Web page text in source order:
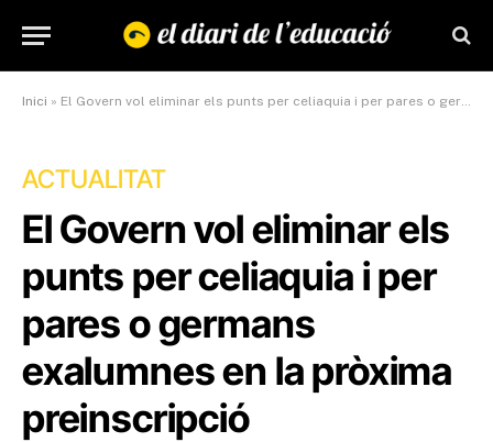
Inici » El Govern vol eliminar els punts per celiaquia i per pares o germans exalumnes en la pròxima preinscripció
ACTUALITAT
El Govern vol eliminar els
punts per celiaquia i per
pares o germans
exalumnes en la pròxima
preinscripció